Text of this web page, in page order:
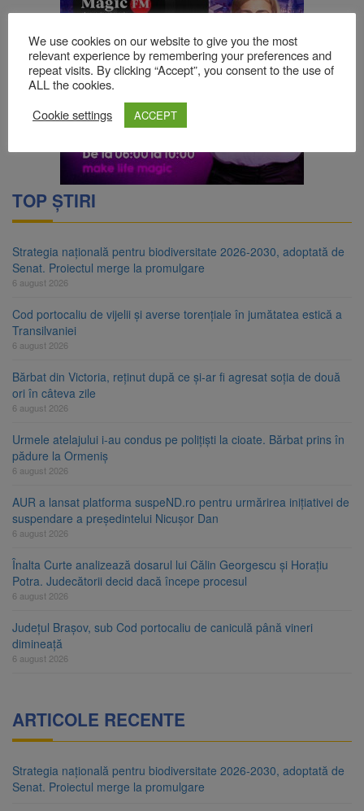
TOP ȘTIRI
Strategia națională pentru biodiversitate 2026-2030, adoptată de
Senat. Proiectul merge la promulgare
6 august 2026
Cod portocaliu de vijelii și averse torențiale în jumătatea estică a
Transilvaniei
6 august 2026
Bărbat din Victoria, reținut după ce și-ar fi agresat soția de două
ori în câteva zile
6 august 2026
Urmele atelajului i-au condus pe polițiști la cioate. Bărbat prins în
pădure la Ormeniș
6 august 2026
AUR a lansat platforma suspeND.ro pentru urmărirea inițiativei de
suspendare a președintelui Nicușor Dan
6 august 2026
Înalta Curte analizează dosarul lui Călin Georgescu și Horațiu
Potra. Judecătorii decid dacă începe procesul
6 august 2026
Județul Brașov, sub Cod portocaliu de caniculă până vineri
dimineață
6 august 2026
ARTICOLE RECENTE
Strategia națională pentru biodiversitate 2026-2030, adoptată de
Senat. Proiectul merge la promulgare
We use cookies on our website to give you the most
relevant experience by remembering your preferences and
repeat visits. By clicking “Accept”, you consent to the use of
ALL the cookies.
Cookie settings
ACCEPT